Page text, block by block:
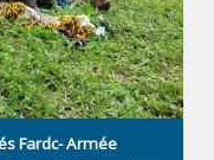
Fardc- Armée